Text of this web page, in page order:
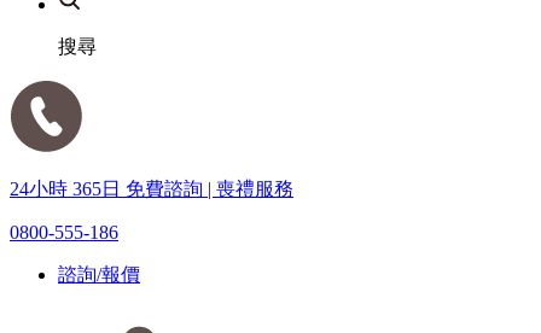
搜尋
24小時 365日 免費諮詢 | 喪禮服務
0800-555-186
諮詢/報價